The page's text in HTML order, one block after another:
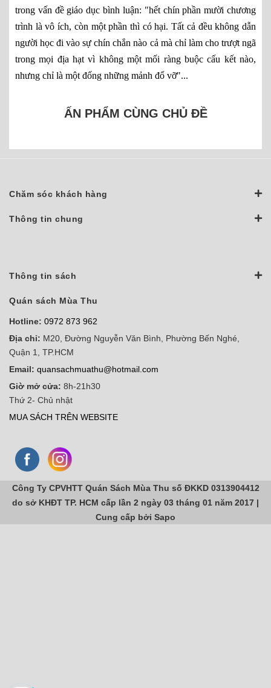
trong vấn đề giáo dục bình luận: "hết chín phần mười chương
trình là vô ích, còn một phần thì có hại. Tất cả đều không dẫn
người học đi vào sự chín chắn nào cả mà chỉ làm cho trượt ngã
trong mọi địa hạt vì không một mối ràng buộc cấu kết nào,
nhưng chỉ là một đống những mảnh đổ vỡ"...
ẤN PHẨM CÙNG CHỦ ĐỀ
Chăm sóc khách hàng
Thông tin chung
Thông tin sách
Quán sách Mùa Thu
Hotline: 0972 873 962
Địa chỉ: M20, Đường Nguyễn Văn Bình, Phường Bến Nghé,
Quận 1, TP.HCM
Email: quansachmuathu@hotmail.com
Giờ mở cửa: 8h-21h30
Thứ 2- Chủ nhật
MUA SÁCH TRÊN WEBSITE
Công Ty CPVHTT Quán Sách Mùa Thu số ĐKKD 0313904412
do sở KHĐT TP. HCM cấp lần 2 ngày 03 tháng 01 năm 2017 |
Cung cấp bởi Sapo